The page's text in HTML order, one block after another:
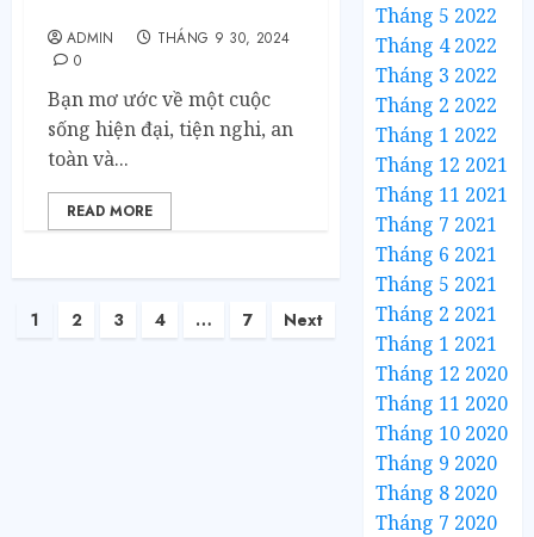
ADMIN
THÁNG 9 30, 2024
0
Bạn mơ ước về một cuộc
sống hiện đại, tiện nghi, an
toàn và...
READ MORE
1 2 3 4 … 7 Next
Tháng 5 2022
Tháng 4 2022
Tháng 3 2022
Tháng 2 2022
Tháng 1 2022
Tháng 12 2021
Tháng 11 2021
Tháng 7 2021
Tháng 6 2021
Tháng 5 2021
Tháng 2 2021
Tháng 1 2021
Tháng 12 2020
Tháng 11 2020
Tháng 10 2020
Tháng 9 2020
Tháng 8 2020
Tháng 7 2020